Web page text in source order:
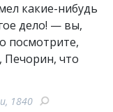
какие-нибудь
дело! — вы,
посмотрите,
что
1840